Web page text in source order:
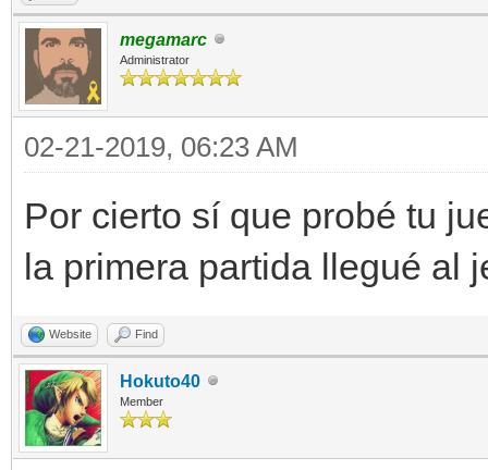
megamarc
Administrator
02-21-2019, 06:23 AM
Por cierto sí que probé tu
la primera partida llegué al
Website Find
Hokuto40
Member